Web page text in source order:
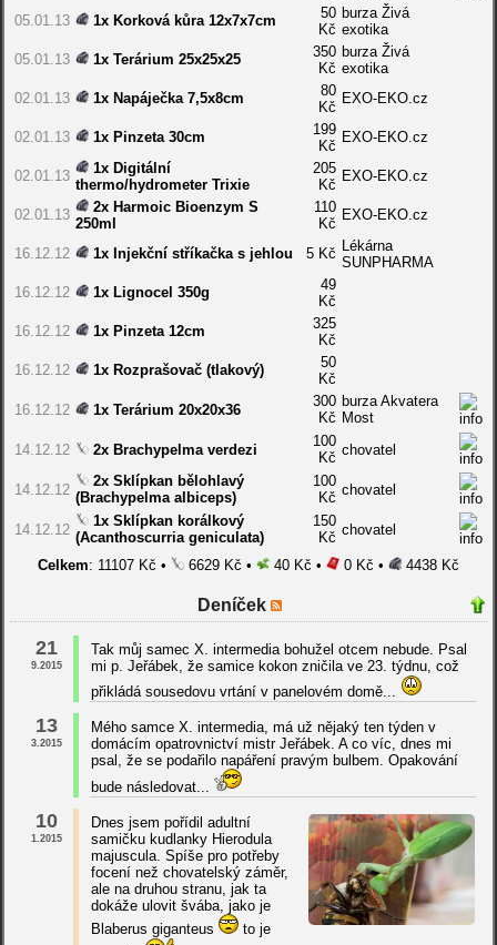
05.01.13
1x Korková kůra 12x7x7cm
50
Kč
burza Živá
exotika
05.01.13
1x Terárium 25x25x25
350
Kč
burza Živá
exotika
02.01.13
1x Napáječka 7,5x8cm
80
Kč
EXO-EKO.cz
02.01.13 1x Pinzeta 30cm
199
Kč
EXO-EKO.cz
02.01.13
1x Digitální
thermo/hydrometer Trixie
205
Kč
EXO-EKO.cz
02.01.13
2x Harmoic Bioenzym S
250ml
110
Kč
EXO-EKO.cz
16.12.12 1x Injekční stříkačka s jehlou 5 Kč Lékárna
SUNPHARMA
16.12.12
1x Lignocel 350g
49
Kč
16.12.12
1x Pinzeta 12cm
325
Kč
16.12.12
1x Rozprašovač (tlakový)
50
Kč
16.12.12
1x Terárium 20x20x36
300
Kč
burza Akvatera
Most
14.12.12
2x Brachypelma verdezi
100
Kč chovatel
14.12.12
2x Sklípkan bělohlavý
(Brachypelma albiceps)
100
Kč chovatel
14.12.12
1x Sklípkan korálkový
(Acanthoscurria geniculata)
150
Kč chovatel
Celkem: 11107 Kč • 6629 Kč • 40 Kč • 0 Kč • 4438 Kč
Deníček
21
9.2015
Tak můj samec X. intermedia bohužel otcem nebude. Psal
mi p. Jeřábek, že samice kokon zničila ve 23. týdnu, což
přikládá sousedovu vrtání v panelovém domě...
13
3.2015
Mého samce X. intermedia, má už nějaký ten týden v
domácím opatrovnictví mistr Jeřábek. A co víc, dnes mi
psal, že se podařilo napáření pravým bulbem. Opakování
bude následovat...
10
1.2015
Dnes jsem pořídil adultní
samičku kudlanky Hierodula
majuscula. Spíše pro potřeby
focení než chovatelský záměr,
ale na druhou stranu, jak ta
dokáže ulovit švába, jako je
Blaberus giganteus
to je